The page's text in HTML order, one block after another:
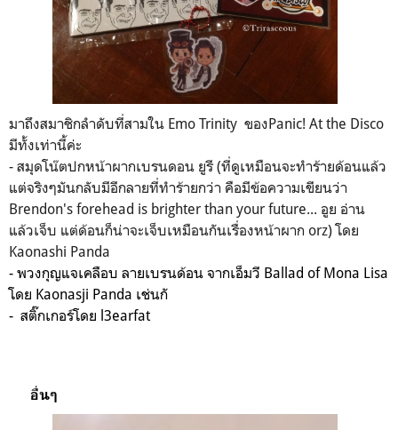
มาถึงสมาชิกลำดับที่สามใน Emo Trinity ของPanic! At the Disco
มีทั้งเท่านี้ค่ะ
- สมุดโน๊ตปกหน้าผากเบรนดอน ยูรี (ที่ดูเหมือนจะทำร้ายด้อนแล้ว
แต่จริงๆมันกลับมีอีกลายที่ทำร้ายกว่า คือมีข้อความเขียนว่า
Brendon's forehead is brighter than your future... อูย อ่าน
แล้วเจ็บ แต่ด้อนก็น่าจะเจ็บเหมือนกันเรื่องหน้าผาก orz) โดย
Kaonashi Panda
- พวงกุญแจเคลือบ ลายเบรนด้อน จากเอ็มวี Ballad of Mona Lisa
โดย Kaonasji Panda เช่นกั
- สติ๊กเกอร์โดย l3earfat
อื่นๆ